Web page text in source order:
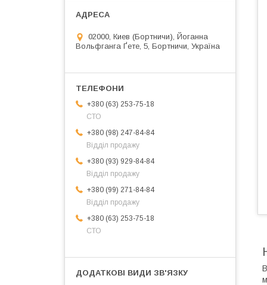
02000, Киев (Бортничи), Йоганна
Вольфганга Ґете, 5, Бортничи, Україна
+380 (63) 253-75-18
СТО
+380 (98) 247-84-84
Відділ продажу
+380 (93) 929-84-84
Відділ продажу
+380 (99) 271-84-84
Відділ продажу
+380 (63) 253-75-18
СТО